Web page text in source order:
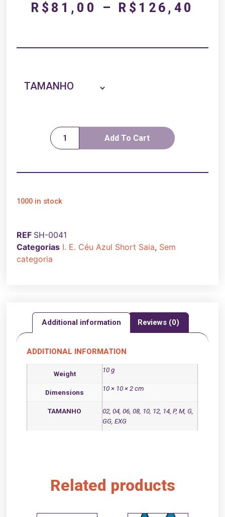
R$ 81,00 – R$ 126,40
TAMANHO
Add To Cart
1000 in stock
REF SH-0041
Categorias I. E. Céu Azul Short Saia, Sem
categoria
Additional information Reviews (0)
ADDITIONAL INFORMATION
Weight 10 g
Dimensions 10 × 10 × 2 cm
TAMANHO
02, 04, 06, 08, 10, 12, 14, P, M, G,
GG, EXG
Related products